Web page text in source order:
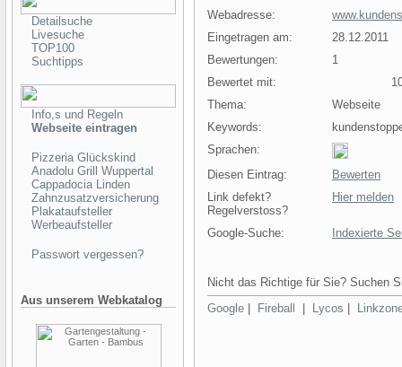
Detailsuche
Livesuche
TOP100
Suchtipps
Info,s und Regeln
Webseite eintragen
Pizzeria Glückskind
Anadolu Grill Wuppertal
Cappadocia Linden
Zahnzusatzversicherung
Plakataufsteller
Werbeaufsteller
Passwort vergessen?
Aus unserem Webkatalog
Webadresse:
Eingetragen am:
28.12.2011
Bewertungen:
1
Bewertet mit:
Thema:
Webseite
Keywords:
Sprachen:
Diesen Eintrag:
Bewerten
Link defekt?
Regelverstoss?
Hier melden
Google-Suche: Indexierte
Nicht das Richtige für Sie? Suchen
Google
Fireball Lycos